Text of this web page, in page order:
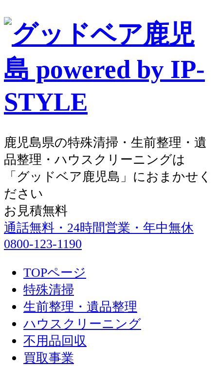
鹿児島県の特殊清掃・生前整理・遺
品整理・ハウスクリーニングは
「グッドベア鹿児島」におまかせく
ださい
お見積無料
通話無料・24時間営業・年中無休
0800-123-1190
TOPページ
特殊清掃
生前整理・遺品整理
ハウスクリーニング
不用品回収
買取事業